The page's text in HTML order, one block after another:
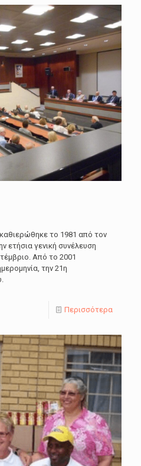
το 1981 από τον
ετήσια γενική συνέλευση
Από το 2001
την 21η
Περισσότερα